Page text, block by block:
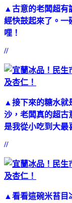
▲古意的老闆超有
經快鼓起來了。一
哩！
//
▲接下來的糖水就
沙，老闆真的超古
是我從小吃到大最
//
▲看看這碗米苔目